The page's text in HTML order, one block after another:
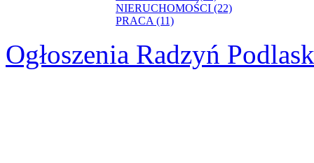
NIERUCHOMOŚCI (22)
PRACA (11)
Ogłoszenia Radzyń